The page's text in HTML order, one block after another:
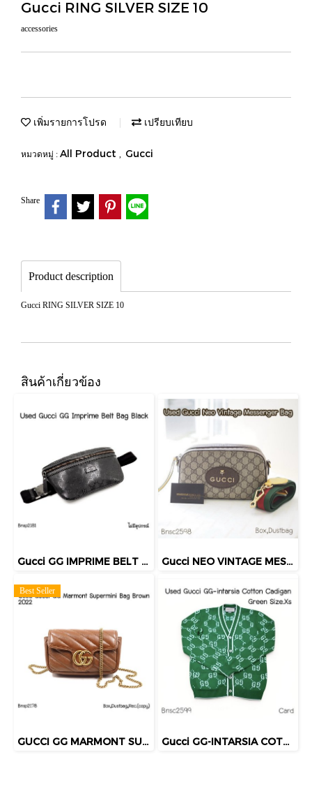
Gucci RING SILVER SIZE 10
accessories
เพิ่มรายการโปรด เปรียบเทียบ
หมวดหมู่ : All Product , Gucci
Share
Product description
Gucci RING SILVER SIZE 10
สินค้าเกี่ยวข้อง
Gucci GG IMPRIME BELT BAG BLACK Gucci NEO VINTAGE MESSENGER BAG
Best Seller
GUCCI GG MARMONT SUPERMINI BAG BROWN 2022 Gucci GG-INTARSIA COTTON CADIGAN GREEN SIZE.XS